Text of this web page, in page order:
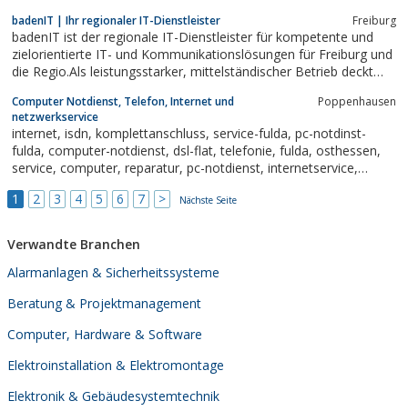
TEL GmbH.z.B. ISDN; DSL; Mobilfunk u.s.w.Bei Ihnen vor Ort mit
festem Termin, oder...
badenIT | Ihr regionaler IT-Dienstleister Freiburg
badenIT ist der regionale IT-Dienstleister für kompetente und
zielorientierte IT- und Kommunikationslösungen für Freiburg und
die Regio.Als leistungsstarker, mittelständischer Betrieb deckt
Kommunikationsunternehmens ab. So können wir Ihnen einen
kompetenten und...
Computer Notdienst, Telefon, Internet und
netzwerkservice
Poppenhausen
internet, isdn, komplettanschluss, service-fulda, pc-notdinst-
fulda, computer-notdienst, dsl-flat, telefonie, fulda, osthessen,
service, computer, reparatur, pc-notdienst, internetservice,
aufrüstung, vor-ort-service, internet poppenhausen, dsl
1 2 3 4 5 6 7 > Nächste Seite
Verwandte Branchen
Alarmanlagen & Sicherheitssysteme
Beratung & Projektmanagement
Computer, Hardware & Software
Elektroinstallation & Elektromontage
Elektronik & Gebäudesystemtechnik